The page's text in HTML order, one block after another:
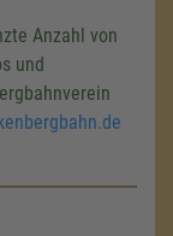
Anzahl von
und
.de